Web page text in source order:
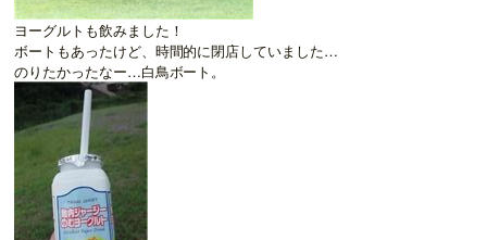
ヨーグルトも飲みました！
ボートもあったけど、時間的に閉店していました…
のりたかったなー…白鳥ボート。